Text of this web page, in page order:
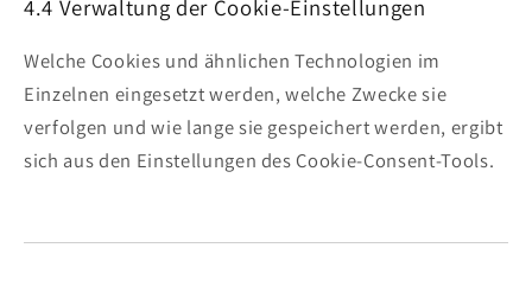
4.4 Verwaltung der Cookie-Einstellungen
Welche Cookies und ähnlichen Technologien im
Einzelnen eingesetzt werden, welche Zwecke sie
verfolgen und wie lange sie gespeichert werden, ergibt
sich aus den Einstellungen des Cookie-Consent-Tools.